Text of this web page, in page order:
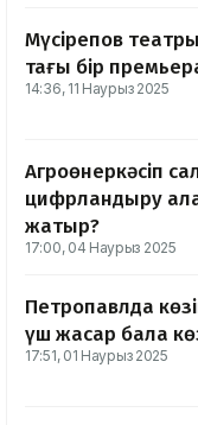
Мүсірепов
тағы бір
14:36, 11 Наурыз 2025
Агроөнеркәсіп
цифрландыру
жатыр?
17:00, 04 Наурыз 2025
Петропавлда
үш жасар бала
17:51, 01 Наурыз 2025